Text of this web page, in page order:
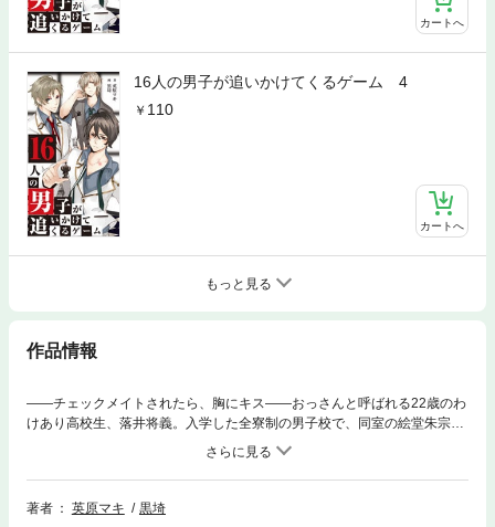
カートへ
16人の男子が追いかけてくるゲーム 4
110
カートへ
もっと見る
作品情報
――チェックメイトされたら、胸にキス――おっさんと呼ばれる22歳のわ
けあり高校生、落井将義。入学した全寮制の男子校で、同室の絵堂朱宗に
騙され入部することになった秘密のクラブ「チェス部」の活動は、16人の
男達を駒とした異能のチェスだった。負ければ黒のキングの将義は、「あ
ること」をされてしまうルールで……。白のクイーン・生徒会長、王崎衛
を筆頭に個性豊かな面々が、将義を追い立てる！貧弱な黒のチームで、将
著者 英原マキ
黒埼